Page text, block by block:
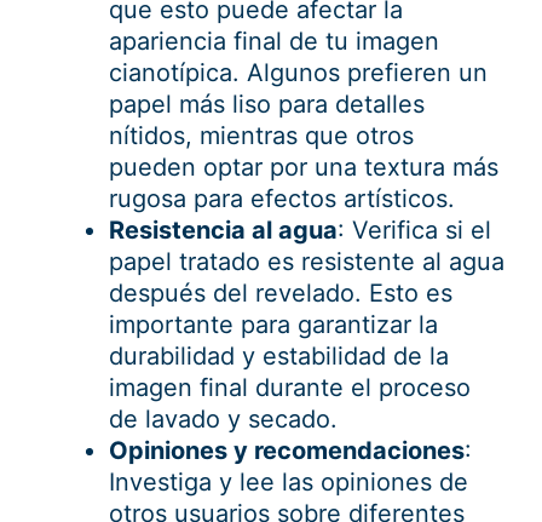
que esto puede afectar la
apariencia final de tu imagen
cianotípica. Algunos prefieren un
papel más liso para detalles
nítidos, mientras que otros
pueden optar por una textura más
rugosa para efectos artísticos.
Resistencia al agua: Verifica si el
papel tratado es resistente al agua
después del revelado. Esto es
importante para garantizar la
durabilidad y estabilidad de la
imagen final durante el proceso
de lavado y secado.
Opiniones y recomendaciones:
Investiga y lee las opiniones de
otros usuarios sobre diferentes